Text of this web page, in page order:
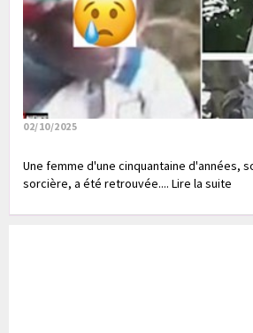
02/10/2025
Une femme d'une cinquantaine d'années,
sorcière, a été retrouvée.... Lire la suite